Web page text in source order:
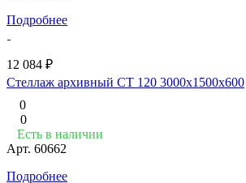
Подробнее
12 084 ₽
Стеллаж архивный СТ 120 3000x1500x600
0
0
Есть в наличии
Арт. 60662
Подробнее